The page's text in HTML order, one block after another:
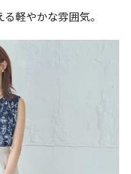
軽やかな雰囲気。